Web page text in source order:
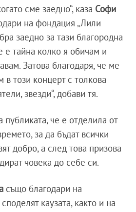
сме заедно“, каза Софи
на фондация „Лили
заедно за тази благородна
е тайна колко я обичам и
Затова благодаря, че ме
в този концерт с толкова
звезди“, добави тя.
публиката, че е отделила от
за да бъдат всички
добро, а след това призова
човека до себе си.
също благодари на
каузата, както и на